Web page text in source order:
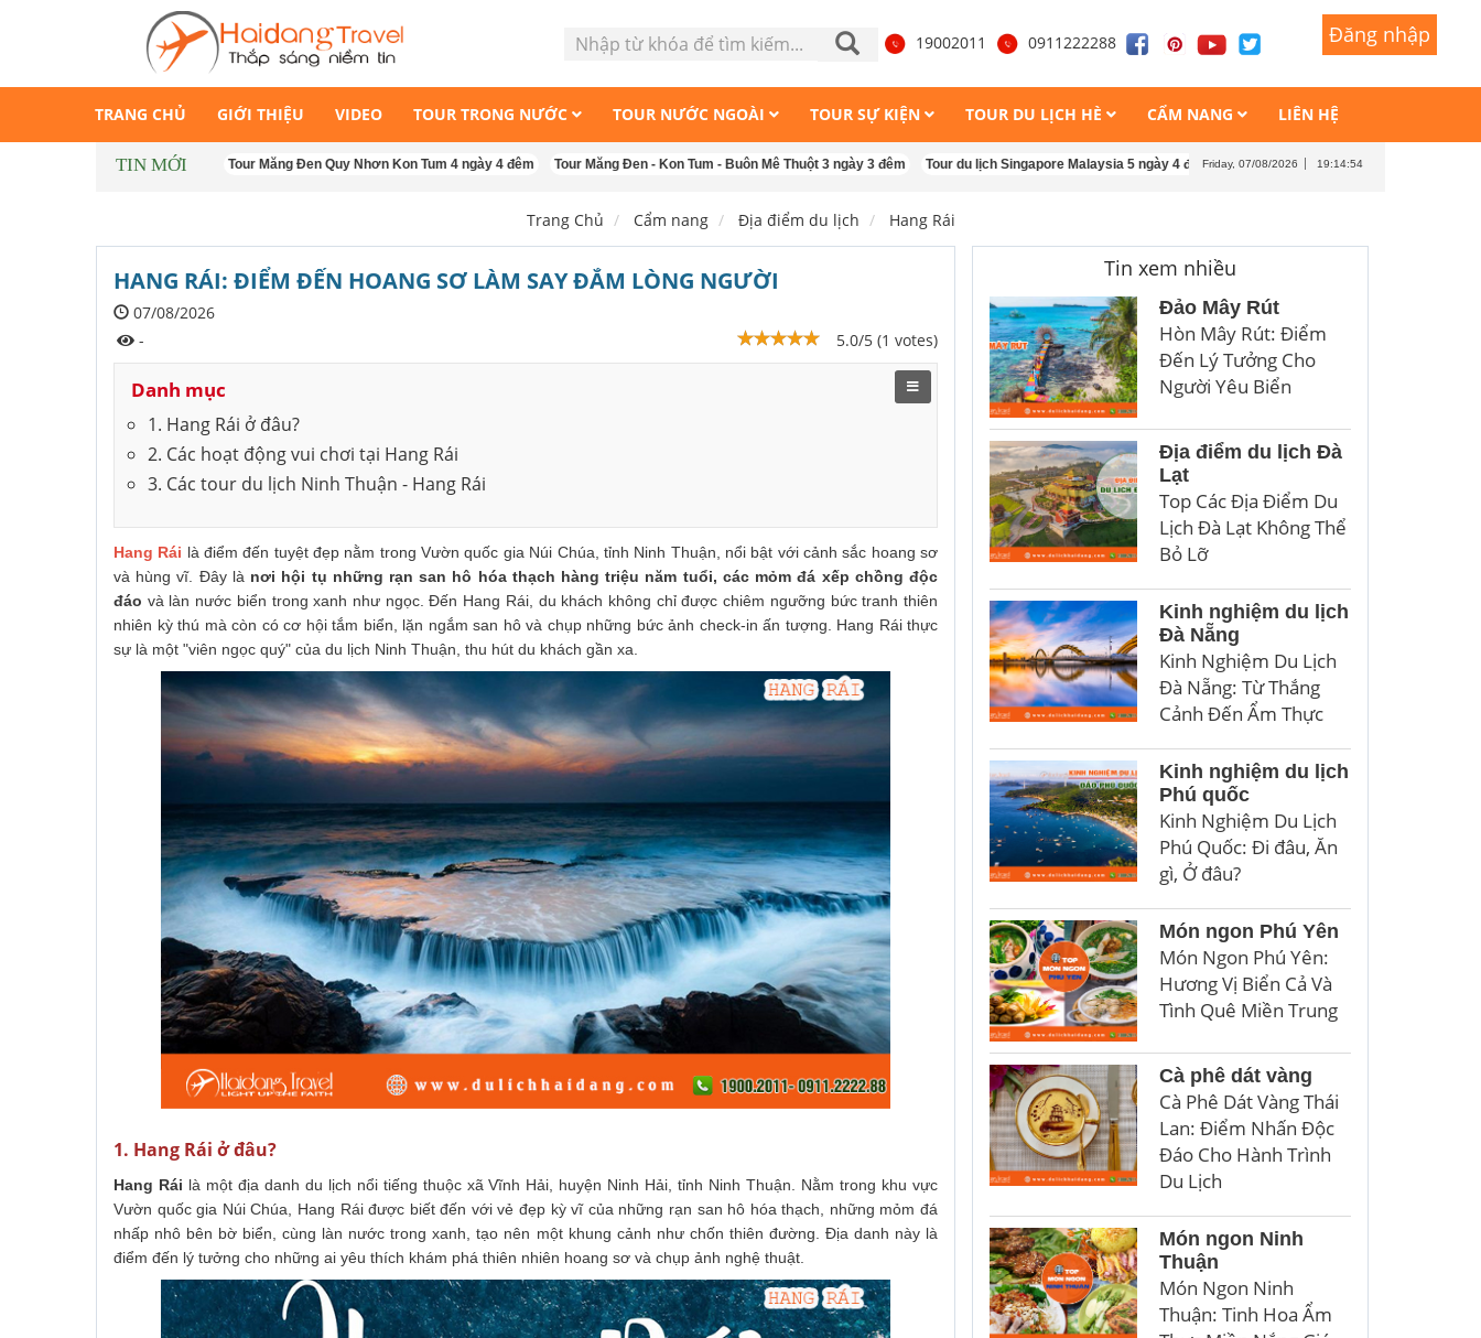
Đăng nhập
19002011 0911222288 Đăng nhập
TRANG CHỦ GIỚI THIỆU VIDEO TOUR TRONG NƯỚC TOUR NƯỚC NGOÀI TOUR SỰ KIỆN TOUR DU LỊCH HÈ CẨM NANG LIÊN HỆ
TIN MỚITour Măng Đen Quy Nhơn Kon Tum 4 ngày 4 đêm Tour Măng Đen - Kon Tum - Buôn Mê Thuột 3 ngày 3 đêm Tour du lịch Singapore Malaysia 5 ngày 4 đêm Tour du lịch Singapore Malaysia 4 ngày 3 đêm
Friday, 07/08/2026 19:14:55
Trang Chủ Cẩm nang Địa điểm du lịch Hang Rái
HANG RÁI: ĐIỂM ĐẾN HOANG SƠ LÀM SAY ĐẮM LÒNG NGƯỜI
07/08/2026
5.0/5 (1 votes)
-
Danh mục
1. Hang Rái ở đâu?
2. Các hoạt động vui chơi tại Hang Rái
3. Các tour du lịch Ninh Thuận - Hang Rái
Hang Rái là điểm đến tuyệt đẹp nằm trong Vườn quốc gia Núi Chúa, tỉnh Ninh Thuận, nổi bật với cảnh sắc hoang sơ
và hùng vĩ. Đây là nơi hội tụ những rạn san hô hóa thạch hàng triệu năm tuổi, các mỏm đá xếp chồng độc
đáo và làn nước biển trong xanh như ngọc. Đến Hang Rái, du khách không chỉ được chiêm ngưỡng bức tranh thiên
nhiên kỳ thú mà còn có cơ hội tắm biển, lặn ngắm san hô và chụp những bức ảnh check-in ấn tượng. Hang Rái thực
sự là một "viên ngọc quý" của du lịch Ninh Thuận, thu hút du khách gần xa.
1. Hang Rái ở đâu?
Hang Rái là một địa danh du lịch nổi tiếng thuộc xã Vĩnh Hải, huyện Ninh Hải, tỉnh Ninh Thuận. Nằm trong khu vực
Vườn quốc gia Núi Chúa, Hang Rái được biết đến với vẻ đẹp kỳ vĩ của những rạn san hô hóa thạch, những mỏm đá
nhấp nhô bên bờ biển, cùng làn nước trong xanh, tạo nên một khung cảnh như chốn thiên đường. Địa danh này là
điểm đến lý tưởng cho những ai yêu thích khám phá thiên nhiên hoang sơ và chụp ảnh nghệ thuật.
Tin xem nhiều
Đảo Mây Rút
Hòn Mây Rút: Điểm
Đến Lý Tưởng Cho
Người Yêu Biển
Địa điểm du lịch Đà
Lạt
Top Các Địa Điểm Du
Lịch Đà Lạt Không Thể
Bỏ Lỡ
Kinh nghiệm du lịch
Đà Nẵng
Kinh Nghiệm Du Lịch
Đà Nẵng: Từ Thắng
Cảnh Đến Ẩm Thực
Kinh nghiệm du lịch
Phú quốc
Kinh Nghiệm Du Lịch
Phú Quốc: Đi đâu, Ăn
gì, Ở đâu?
Món ngon Phú Yên
Món Ngon Phú Yên:
Hương Vị Biển Cả Và
Tình Quê Miền Trung
Cà phê dát vàng
Cà Phê Dát Vàng Thái
Lan: Điểm Nhấn Độc
Đáo Cho Hành Trình
Du Lịch
Món ngon Ninh
Thuận
Món Ngon Ninh
Thuận: Tinh Hoa Ẩm